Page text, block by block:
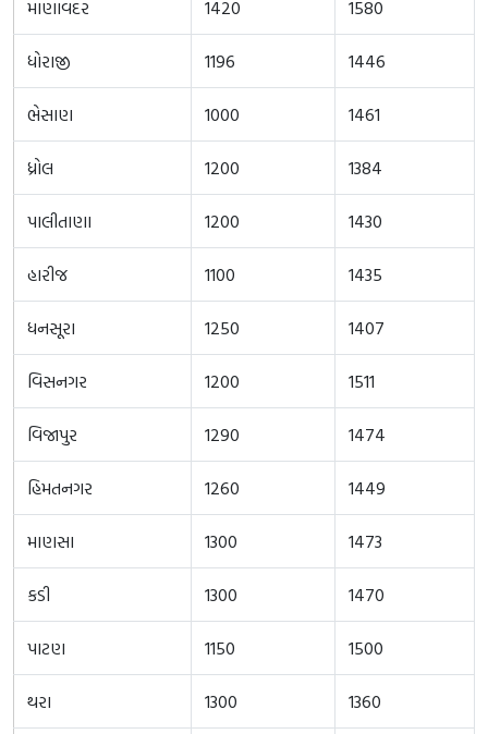
માણાવદર 1420 1580
ધોરાજી 1196 1446
ભેસાણ 1000 1461
ધ્રોલ 1200 1384
પાલીતાણા 1200 1430
હારીજ 1100 1435
ધનસૂરા 1250 1407
વિસનગર 1200 1511
વિજાપુર 1290 1474
હિમતનગર 1260 1449
માણસા 1300 1473
કડી 1300 1470
પાટણ 1150 1500
થરા 1300 1360